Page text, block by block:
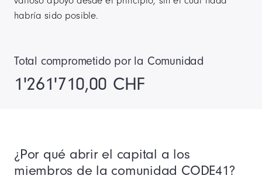
habría sido posible.
Total comprometido por la Comunidad
1'261'710,00 CHF
¿Por qué abrir el capital a los
miembros de la comunidad CODE41?